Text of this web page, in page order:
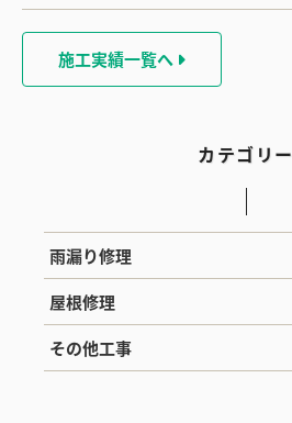
施工実績一覧へ
カテゴリー
雨漏り修理
屋根修理
その他工事